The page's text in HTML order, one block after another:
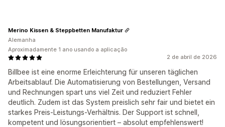
2 de abril de 2026
Billbee ist eine enorme Erleichterung für unseren täglichen
Arbeitsablauf. Die Automatisierung von Bestellungen, Versand
und Rechnungen spart uns viel Zeit und reduziert Fehler
deutlich. Zudem ist das System preislich sehr fair und bietet ein
starkes Preis-Leistungs-Verhältnis. Der Support ist schnell,
kompetent und lösungsorientiert – absolut empfehlenswert!
Merino Kissen & Steppbetten Manufaktur
Alemanha
Aproximadamente 1 ano usando a aplicação